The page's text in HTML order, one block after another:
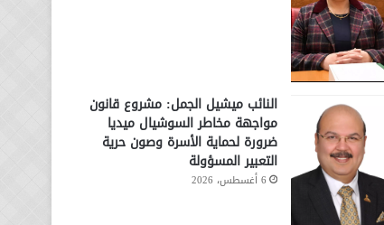
النائب ميشيل الجمل: مشروع قانون
مواجهة مخاطر السوشيال ميديا
ضرورة لحماية الأسرة وصون حرية
التعبير المسؤولة
6 أغسطس، 2026